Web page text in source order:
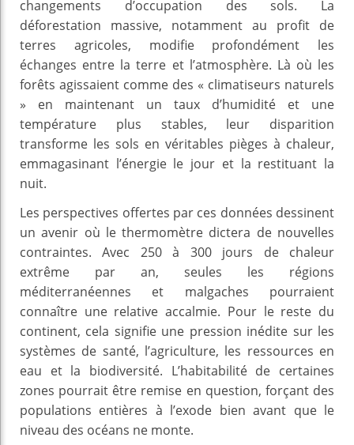
changements d’occupation des sols. La
déforestation massive, notamment au profit de
terres agricoles, modifie profondément les
échanges entre la terre et l’atmosphère. Là où les
forêts agissaient comme des « climatiseurs naturels
» en maintenant un taux d’humidité et une
température plus stables, leur disparition
transforme les sols en véritables pièges à chaleur,
emmagasinant l’énergie le jour et la restituant la
nuit.
Les perspectives offertes par ces données dessinent
un avenir où le thermomètre dictera de nouvelles
contraintes. Avec 250 à 300 jours de chaleur
extrême par an, seules les régions
méditerranéennes et malgaches pourraient
connaître une relative accalmie. Pour le reste du
continent, cela signifie une pression inédite sur les
systèmes de santé, l’agriculture, les ressources en
eau et la biodiversité. L’habitabilité de certaines
zones pourrait être remise en question, forçant des
populations entières à l’exode bien avant que le
niveau des océans ne monte.